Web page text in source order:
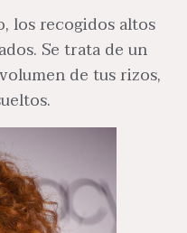
los recogidos altos
Se trata de un
de tus rizos,